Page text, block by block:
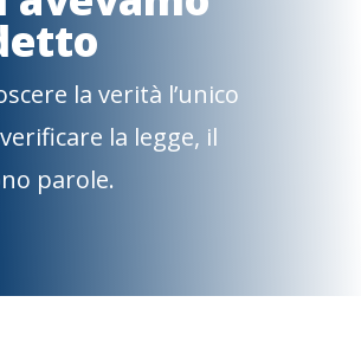
la verità l’unico
la legge, il
parole.